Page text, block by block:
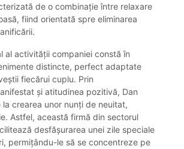
de o combinație între relaxare
fiind orientată spre eliminarea
al activității companiei constă în
distincte, perfect adaptate
fiecărui cuplu. Prin
și atitudinea pozitivă, Dan
crearea unor nunți de neuitat,
Astfel, această firmă din sectorul
desfășurarea unei zile speciale
permițându-le să se concentreze pe